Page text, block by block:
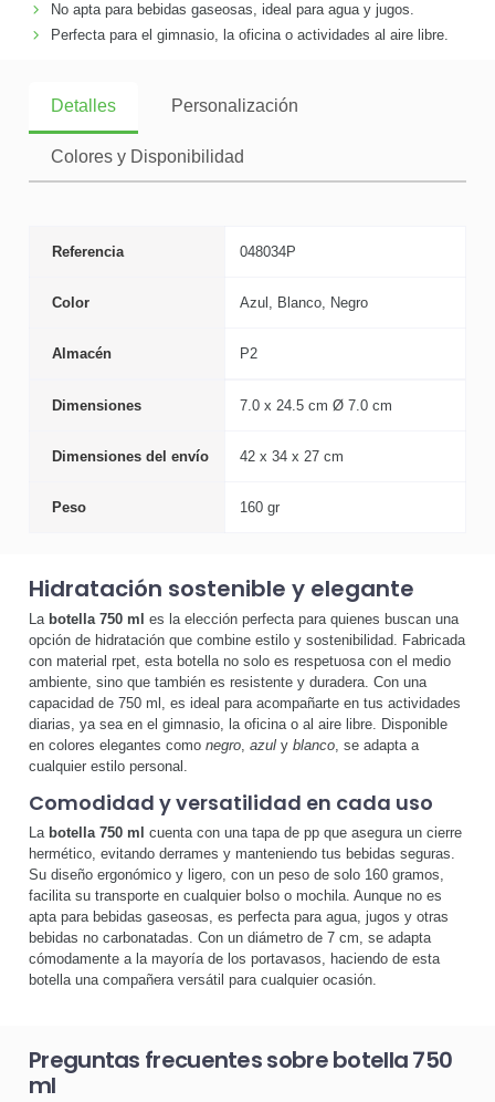
No apta para bebidas gaseosas, ideal para agua y jugos.
Perfecta para el gimnasio, la oficina o actividades al aire libre.
Detalles Personalización
Colores y Disponibilidad
Referencia 048034P
Color Azul, Blanco, Negro
Almacén P2
Dimensiones 7.0 x 24.5 cm Ø 7.0 cm
Dimensiones del envío 42 x 34 x 27 cm
Peso 160 gr
Hidratación sostenible y elegante
La botella 750 ml es la elección perfecta para quienes buscan una
opción de hidratación que combine estilo y sostenibilidad. Fabricada
con material rpet, esta botella no solo es respetuosa con el medio
ambiente, sino que también es resistente y duradera. Con una
capacidad de 750 ml, es ideal para acompañarte en tus actividades
diarias, ya sea en el gimnasio, la oficina o al aire libre. Disponible
en colores elegantes como negro, azul y blanco, se adapta a
cualquier estilo personal.
Comodidad y versatilidad en cada uso
La botella 750 ml cuenta con una tapa de pp que asegura un cierre
hermético, evitando derrames y manteniendo tus bebidas seguras.
Su diseño ergonómico y ligero, con un peso de solo 160 gramos,
facilita su transporte en cualquier bolso o mochila. Aunque no es
apta para bebidas gaseosas, es perfecta para agua, jugos y otras
bebidas no carbonatadas. Con un diámetro de 7 cm, se adapta
cómodamente a la mayoría de los portavasos, haciendo de esta
botella una compañera versátil para cualquier ocasión.
Preguntas frecuentes sobre botella 750
ml